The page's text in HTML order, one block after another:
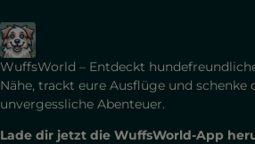
WuffsWorld – Entdeckt
Nähe, trackt eure Ausflüge und schenke
unvergessliche Abenteuer.
Lade dir jetzt die WuffsWorld-App